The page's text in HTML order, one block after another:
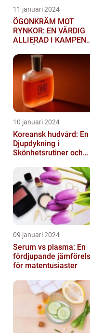
11 januari 2024
ÖGONKRÄM MOT
RYNKOR: EN VÄRDIG
ALLIERAD I KAMPEN
10 januari 2024
Koreansk hudvård: En
Djupdykning i
Skönhetsrutiner och
09 januari 2024
Serum vs plasma: En
fördjupande
för matentusiaster